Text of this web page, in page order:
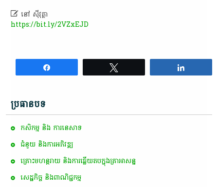
 នៅ ស៊ីវុត្ថា
https://bit.ly/2VZxEJD
ប្រធានបទ
កសិកម្ម​ និង​ ការ​នេ​សាទ​
ជំនួយ និងការអភិវឌ្ឍ
គ្រោះមហន្តរាយ និងការឆ្លើយតបក្នុងគ្រាអាសន្ន
សេដ្ឋកិច្ច និងពាណិជ្ជកម្ម